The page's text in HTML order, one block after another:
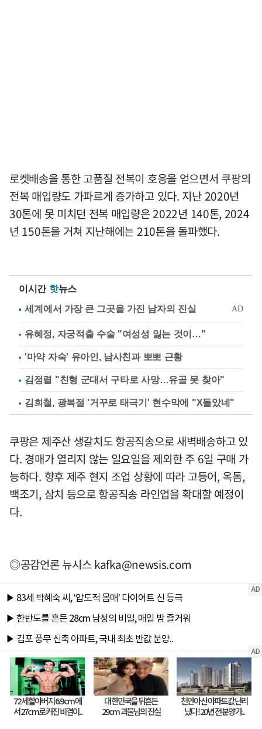
로켓배송을 통한 고품질 전복이 호응을 얻으면서 쿠팡의
전복 매입량도 가파르게 증가하고 있다. 지난 2020년
30톤에 못 미치던 전복 매입량은 2022년 140톤, 2024
년 150톤을 거쳐 지난해에는 210톤을 돌파했다.
이시간 핫뉴스
유혜정, 자궁적출 수술 "여성성 잃는 것이…"
'마약 자숙' 유아인, 남사친과 뽀뽀 근황
김정렬 "친형 군대서 구타로 사망…유골 못 찾아"
김희철, 광복절 '거꾸로 태극기' 현수막에 "X돌았네"
쿠팡은 제주산 생갈치도 항공직송으로 새벽배송하고 있
다. 경매가 열리지 않는 일요일을 제외한 주 6일 구매 가
능하다. 향후 제주 현지 조업 상황에 따라 고등어, 옥돔,
백조기, 삼치 등으로 항공직송 라인업을 확대할 예정이
다.
◎공감언론 뉴시스kafka@newsis.com